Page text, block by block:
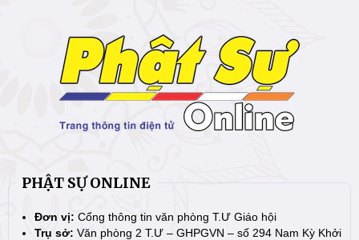
PHẬT SỰ ONLINE
Đơn vị: Cổng thông tin văn phòng T.Ư Giáo hội
Trụ sở: Văn phòng 2 T.Ư – GHPGVN – số 294 Nam Kỳ Khởi